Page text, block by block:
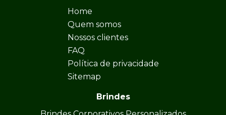
Home
Quem somos
Nossos clientes
FAQ
Política de privacidade
Sitemap
Brindes